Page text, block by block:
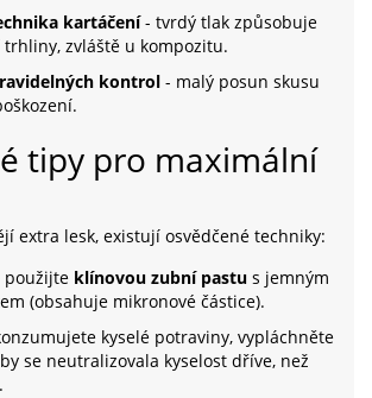
kartáčení- tvrdý tlak způsobuje
zvláště u kompozitu.
kontrol - malý posun skusu
tipy pro maximální
extra lesk, existují osvědčené techniky:
použijte klínovou zubní pastu s jemným
(obsahuje mikronové částice).
kyselé potraviny, vypláchněte
se neutralizovala kyselost dříve, než